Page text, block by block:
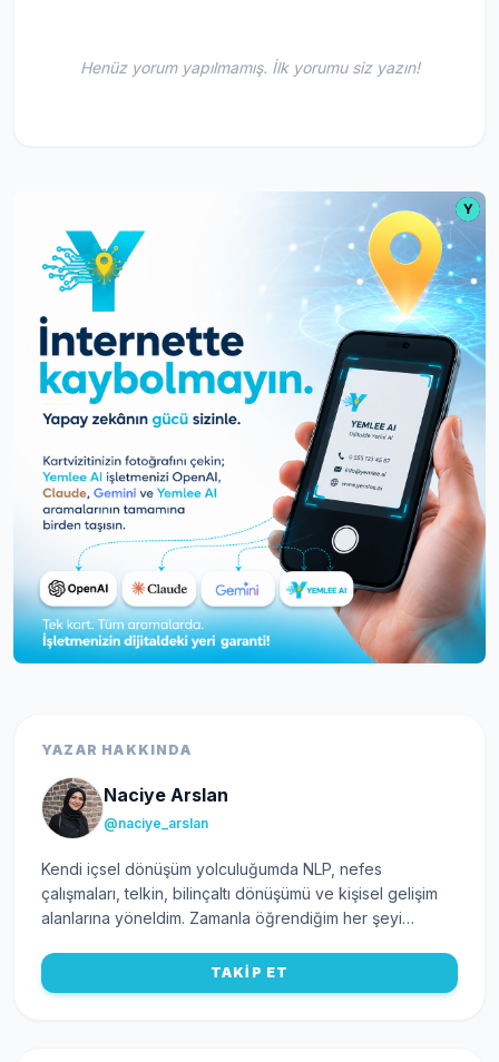
Henüz yorum yapılmamış. İlk yorumu siz yazın!
YAZAR HAKKINDA
Naciye Arslan
@naciye_arslan
Kendi içsel dönüşüm yolculuğumda NLP, nefes
çalışmaları, telkin, bilinçaltı dönüşümü ve kişisel gelişim
alanlarına yöneldim. Zamanla öğrendiğim her şeyi
olabilmek için paylaşmaya başladım. Bugün; kişisel
gelişim uzmanı, yazar, nefes eğitmeni ve profesyonel
TAKİP ET